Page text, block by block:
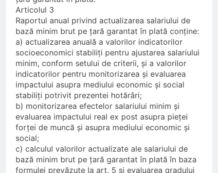
Articolul 3
Raportul anual privind actualizarea salariului de
bază minim brut pe țară garantat în plată conține:
a) actualizarea anuală a valorilor indicatorilor
socioeconomici stabiliți pentru ajustarea salariului
minim, conform setului de criterii, și a valorilor
indicatorilor pentru monitorizarea și evaluarea
impactului asupra mediului economic și social
stabiliți potrivit prezentei hotărâri;
b) monitorizarea efectelor salariului minim și
evaluarea impactului real ex post asupra pieței
forței de muncă și asupra mediului economic și
social;
c) calculul valorilor actualizate ale salariului de
bază minim brut pe țară garantat în plată în baza
formulei prevăzute la art. 5 și evaluarea gradului